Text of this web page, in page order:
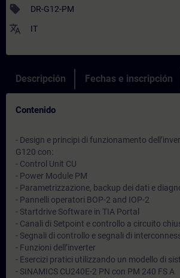
sell DR-G12-PM
translate IT
Descripción Fechas e inscripción
Contenido
- Design e principi di funzionamento
G120 con:
- Control Unit CU
- Power Module PM
- Parametrizzazione, backup dei dati e
- Pannelli operatori BOP-2 and IOP-2
- Startdrive Software in TIA Portal
- Canali di Setpoint e controllo a circuito
- Segnali di controllo e segnali di
- Funzioni dell’inverter
- Esercizi pratici utilizzando un modello di
- SINAMICS CU240E-2 PN con PM 240 FS A